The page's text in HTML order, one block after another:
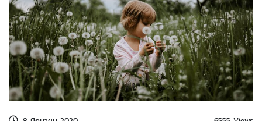
ABOUT
CONTACT
Channel Facebook